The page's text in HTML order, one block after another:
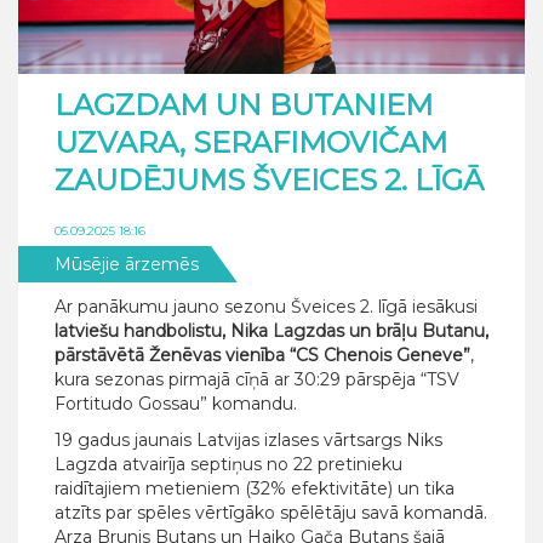
LAGZDAM UN BUTANIEM
UZVARA, SERAFIMOVIČAM
ZAUDĒJUMS ŠVEICES 2. LĪGĀ
05.09.2025 18:16
Mūsējie ārzemēs
Ar panākumu jauno sezonu Šveices 2. līgā iesākusi
latviešu handbolistu, Nika Lagzdas un brāļu Butanu,
pārstāvētā Ženēvas vienība “CS Chenois Geneve”,
kura sezonas pirmajā cīņā ar 30:29 pārspēja “TSV
Fortitudo Gossau” komandu.
19 gadus jaunais Latvijas izlases vārtsargs Niks
Lagzda atvairīja septiņus no 22 pretinieku
raidītajiem metieniem (32% efektivitāte) un tika
atzīts par spēles vērtīgāko spēlētāju savā komandā.
Arza Brunis Butans un Haiko Gača Butans šajā